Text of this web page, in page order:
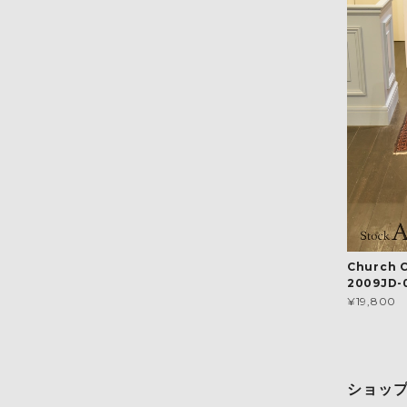
Church
2009JD-
¥19,800
ショッ